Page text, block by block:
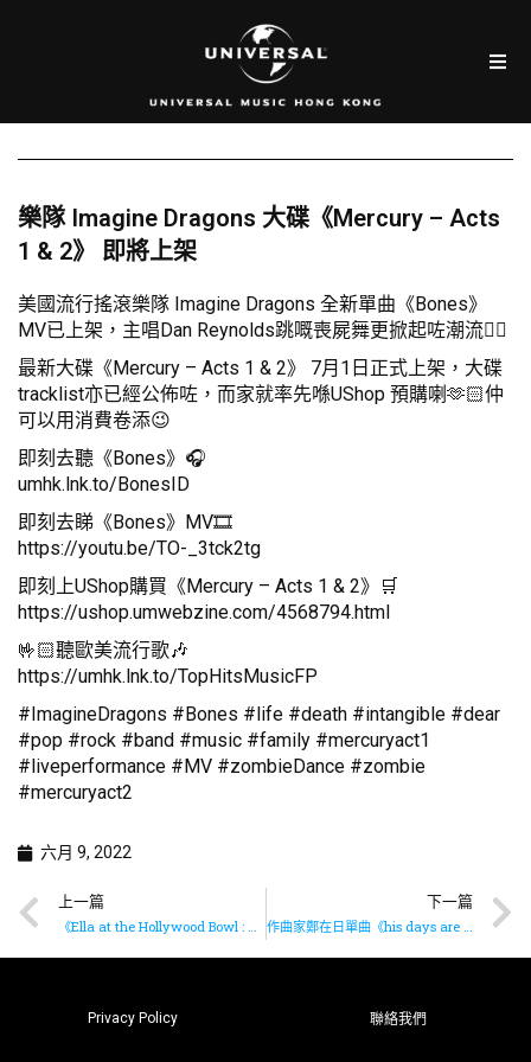
樂隊 Imagine Dragons 大碟《Mercury – Acts
1 & 2》 即將上架
美國流行搖滾樂隊 Imagine Dragons 全新單曲《Bones》
MV已上架，主唱Dan Reynolds跳嘅喪屍舞更掀起咗潮流🧟‍♂️
最新大碟《Mercury – Acts 1 & 2》 7月1日正式上架，大碟
tracklist亦已經公佈咗，而家就率先喺UShop 預購喇🫶🏻仲
可以用消費卷添😉
即刻去聽《Bones》🎧
umhk.lnk.to/BonesID
即刻去睇《Bones》MV🎞
https://youtu.be/TO-_3tck2tg
即刻上UShop購買《Mercury – Acts 1 & 2》🛒
https://ushop.umwebzine.com/4568794.html
🤟🏻聽歐美流行歌🎶
https://umhk.lnk.to/TopHitsMusicFP
#ImagineDragons #Bones #life #death #intangible #dear
#pop #rock #band #music #family #mercuryact1
#liveperformance #MV #zombieDance #zombie
#mercuryact2
六月 9, 2022
上一篇
《Ella at the Hollywood Bowl : The Irving Berlin Songbook》即將上市
下一篇
作曲家鄭在日單曲《his days are like a passing shadow I》已上架
Privacy Policy 聯絡我們